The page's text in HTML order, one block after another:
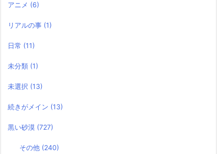
アニメ (6)
リアルの事 (1)
日常 (11)
未分類 (1)
未選択 (13)
続きがメイン (13)
黒い砂漠 (727)
その他 (240)